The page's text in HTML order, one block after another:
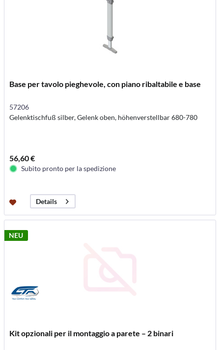
Base per tavolo pieghevole, con piano ribaltabile e base
57206
Gelenktischfuß silber, Gelenk oben, höhenverstellbar 680-780
56,60 €
Subito pronto per la spedizione
Details
NEU
Kit opzionali per il montaggio a parete – 2 binari